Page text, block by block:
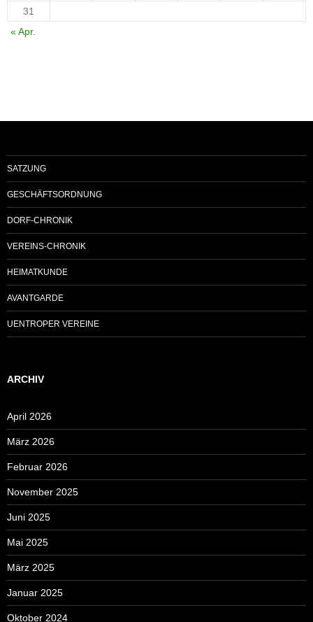
31
« Apr.
SATZUNG
GESCHÄFTSORDNUNG
DORF-CHRONIK
VEREINS-CHRONIK
HEIMATKUNDE
AVANTGARDE
UENTROPER VEREINE
ARCHIV
April 2026
März 2026
Februar 2026
November 2025
Juni 2025
Mai 2025
März 2025
Januar 2025
Oktober 2024